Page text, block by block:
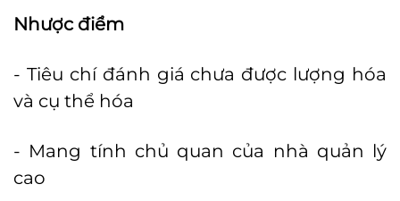
Nhược điểm
- Tiêu chí đánh giá chưa được lượng hóa
và cụ thể hóa
- Mang tính chủ quan của nhà quản lý
cao